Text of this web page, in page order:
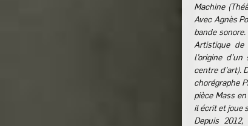
Machine
Avec Agnès
bande
Artistique de
l’origine
centre d’art).
chorégraphe
pièce Mass
il écrit et joue
Depuis